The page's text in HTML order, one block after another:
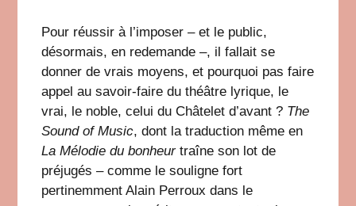
Pour réussir à l’imposer – et le public,
désormais, en redemande –, il fallait se
donner de vrais moyens, et pourquoi pas faire
appel au savoir-faire du théâtre lyrique, le
vrai, le noble, celui du Châtelet d’avant ? The
Sound of Music, dont la traduction même en
La Mélodie du bonheurtraîne son lot de
préjugés – comme le souligne fort
pertinemment Alain Perroux dans le